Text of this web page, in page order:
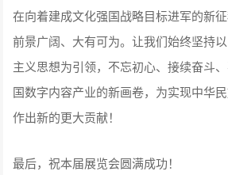
在向着建成文化强国战略目标进军的新
前景广阔、大有可为。让我们始终坚持
主义思想为引领，不忘初心、接续奋斗
国数字内容产业的新画卷，为实现中华
作出新的更大贡献！
最后，祝本届展览会圆满成功！